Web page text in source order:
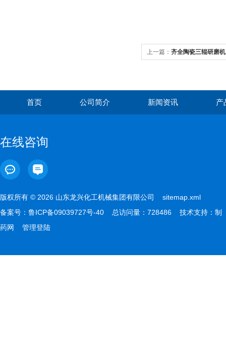
上一篇： 齐全陶瓷三辊研磨
首页 公司简介 新闻资讯 产
在线咨询
版权所有 © 2026 山东龙兴化工机械集团有限公司 sitemap.xml
备案号： 鲁ICP备09039727号-40 总访问量：728486 技术支持： 制
药网
管理登陆